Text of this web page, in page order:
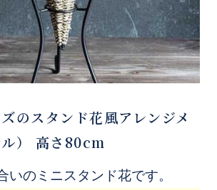
のスタンド花風アレンジメ
） 高さ80cm
いのミニスタンド花です。